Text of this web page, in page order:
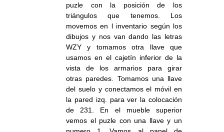
puzle con la posición de los
triángulos que tenemos. Los
movemos en l inventario según los
dibujos y nos van dando las letras
WZY y tomamos otra llave que
usamos en el cajetín inferior de la
vista de los armarios para girar
otras paredes. Tomamos una llave
del suelo y conectamos el móvil en
la pared izq. para ver la colocación
de 231. En el mueble superior
vemos el puzle con una llave y un